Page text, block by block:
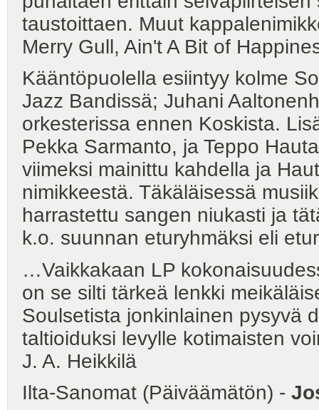
taustoittaen. Muut
Merry Gull, Ain't A Bit of
Kääntöpuolella esiintyy kolme
Jazz Bandissä; Juhani
orkesterissa ennen Koskista.
Pekka Sarmanto, ja Teppo
viimeksi mainittu kahdella ja
nimikkeestä. Täkäläisessä
harrastettu sangen niukasti ja
k.o. suunnan eturyhmäksi eli
…Vaikkakaan LP
on se silti tärkeä lenkki
Soulsetista jonkinlainen pysyvä
taltioiduksi levylle kotimaisten
J. A. Heikkilä
Ilta-Sanomat (Päiväämätön) -